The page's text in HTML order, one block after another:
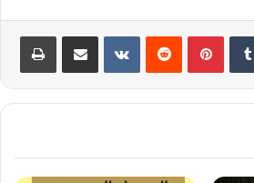
بينتيريست ‏VKontakte